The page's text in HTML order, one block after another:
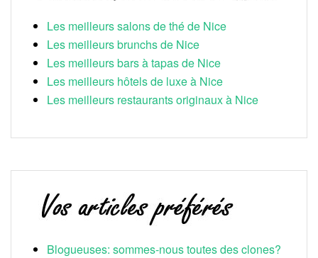
Les meilleurs salons de thé de Nice
Les meilleurs brunchs de Nice
Les meilleurs bars à tapas de Nice
Les meilleurs hôtels de luxe à Nice
Les meilleurs restaurants originaux à Nice
Blogueuses: sommes-nous toutes des clones?